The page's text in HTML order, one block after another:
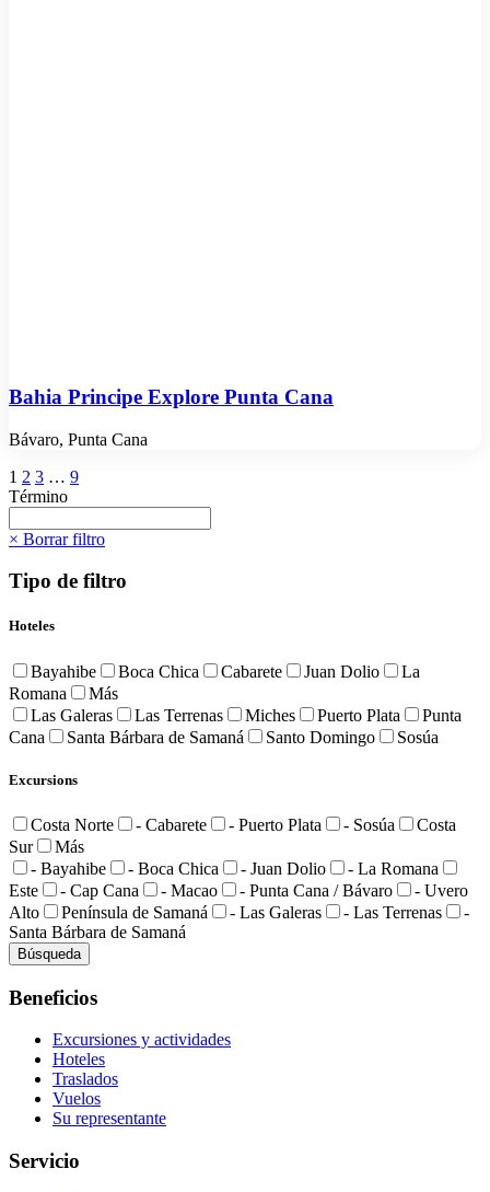
Bahia Principe Explore Punta Cana
Bávaro, Punta Cana
1 2 3 … 9
Término
× Borrar filtro
Tipo de filtro
Hoteles
Bayahibe Boca Chica Cabarete Juan Dolio
La
Romana
Más
Las Galeras
Las Terrenas Miches Puerto Plata
Punta
Cana
Santa Bárbara de Samaná Santo Domingo Sosúa
Excursions
Costa Norte - Cabarete - Puerto Plata - Sosúa
Costa
Sur
Más
- Bayahibe
- Boca Chica - Juan Dolio
- La Romana
Este
- Cap Cana - Macao - Punta Cana / Bávaro
- Uvero
Alto
Península de Samaná - Las Galeras - Las Terrenas
-
Santa Bárbara de Samaná
Beneficios
Excursiones y actividades
Hoteles
Traslados
Vuelos
Su representante
Servicio